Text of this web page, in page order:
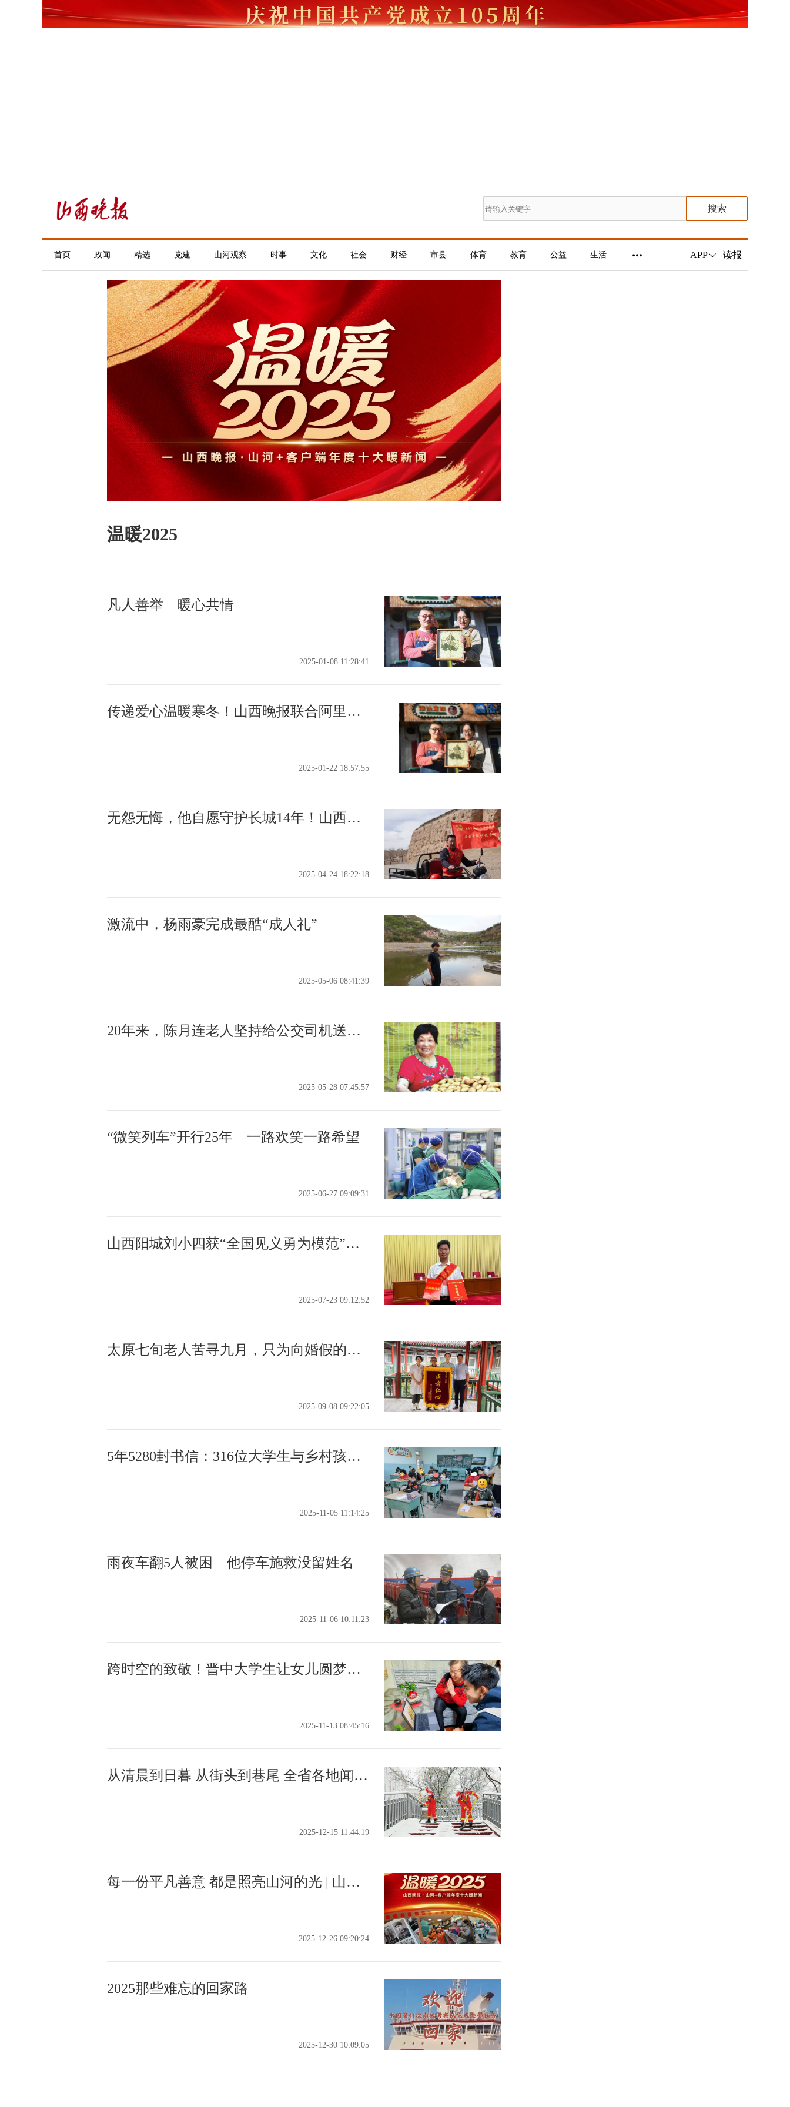
搜索
首页 政闻 精选 党建 山河观察 时事 文化 社会 财经 市县 体育 教育 公益 生活 APP 读报
温暖2025
凡人善举 暖心共情
2025-01-08 11:28:41
传递爱心温暖寒冬！山西晚报联合阿里公益奖励太原这对聋人夫妻正能量奖5000元
2025-01-22 18:57:55
无怨无悔，他自愿守护长城14年！山西晚报联合阿里公益奖励大同长城保护志愿者高忠正能量奖5000元
2025-04-24 18:22:18
激流中，杨雨豪完成最酷“成人礼”
2025-05-06 08:41:39
20年来，陈月连老人坚持给公交司机送饭。她说：只要还能动，就会坚持下去
2025-05-28 07:45:57
“微笑列车”开行25年 一路欢笑一路希望
2025-06-27 09:09:31
山西阳城刘小四获“全国见义勇为模范”：纵身跳入4米化粪池勇救6岁儿童
2025-07-23 09:12:52
太原七旬老人苦寻九月，只为向婚假的护士说声“谢谢”
2025-09-08 09:22:05
‌5年5280封书信：316位大学生与乡村孩子的“山水同行”
2025-11-05 11:14:25
雨夜车翻5人被困 他停车施救没留姓名
2025-11-06 10:11:23
跨时空的致敬！晋中大学生让女儿圆梦见到抗美援朝的父亲
2025-11-13 08:45:16
从清晨到日暮 从街头到巷尾 全省各地闻雪而动铺就平安路
2025-12-15 11:44:19
每一份平凡善意 都是照亮山河的光 | 山河+客户端推出特别策划 “温暖2025”十大暖新闻
2025-12-26 09:20:24
2025那些难忘的回家路
2025-12-30 10:09:05